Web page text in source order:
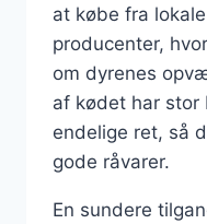
at købe fra
producenter,
om dyrenes
af kødet har stor
endelige ret, så
gode råvarer.
En sundere